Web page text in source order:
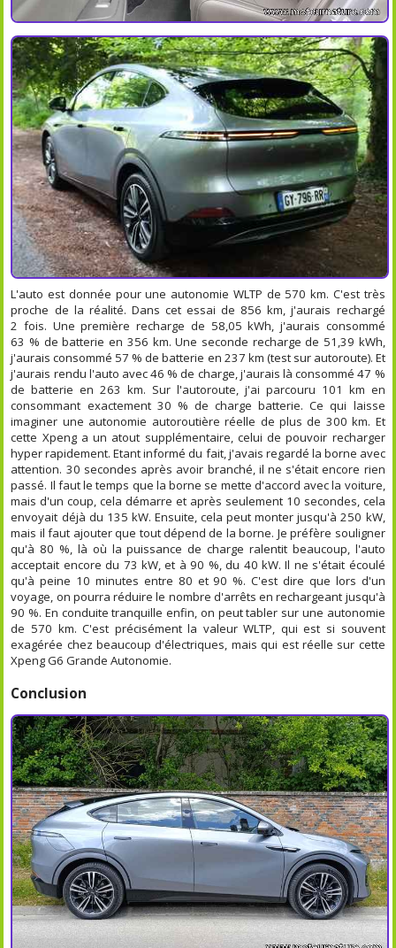
L'auto est donnée pour une autonomie WLTP de 570 km. C'est très
proche de la réalité. Dans cet essai de 856 km, j'aurais rechargé
2 fois. Une première recharge de 58,05 kWh, j'aurais consommé
63 % de batterie en 356 km. Une seconde recharge de 51,39 kWh,
j'aurais consommé 57 % de batterie en 237 km (test sur autoroute). Et
j'aurais rendu l'auto avec 46 % de charge, j'aurais là consommé 47 %
de batterie en 263 km. Sur l'autoroute, j'ai parcouru 101 km en
consommant exactement 30 % de charge batterie. Ce qui laisse
imaginer une autonomie autoroutière réelle de plus de 300 km. Et
cette Xpeng a un atout supplémentaire, celui de pouvoir recharger
hyper rapidement. Etant informé du fait, j'avais regardé la borne avec
attention. 30 secondes après avoir branché, il ne s'était encore rien
passé. Il faut le temps que la borne se mette d'accord avec la voiture,
mais d'un coup, cela démarre et après seulement 10 secondes, cela
envoyait déjà du 135 kW. Ensuite, cela peut monter jusqu'à 250 kW,
mais il faut ajouter que tout dépend de la borne. Je préfère souligner
qu'à 80 %, là où la puissance de charge ralentit beaucoup, l'auto
acceptait encore du 73 kW, et à 90 %, du 40 kW. Il ne s'était écoulé
qu'à peine 10 minutes entre 80 et 90 %. C'est dire que lors d'un
voyage, on pourra réduire le nombre d'arrêts en rechargeant jusqu'à
90 %. En conduite tranquille enfin, on peut tabler sur une autonomie
de 570 km. C'est précisément la valeur WLTP, qui est si souvent
exagérée chez beaucoup d'électriques, mais qui est réelle sur cette
Xpeng G6 Grande Autonomie.
Conclusion